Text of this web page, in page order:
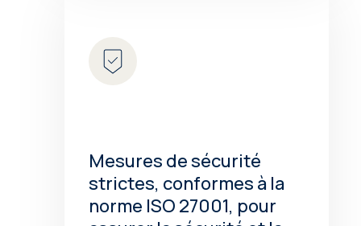
Mesures de sécurité
strictes, conformes à la
norme ISO 27001, pour